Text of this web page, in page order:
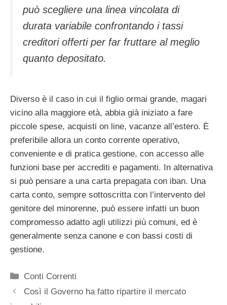
può scegliere una linea vincolata di
durata variabile confrontando i tassi
creditori offerti per far fruttare al meglio
quanto depositato.
Diverso è il caso in cui il figlio ormai grande, magari
vicino alla maggiore età, abbia già iniziato a fare
piccole spese, acquisti on line, vacanze all’estero. È
preferibile allora un conto corrente operativo,
conveniente e di pratica gestione, con accesso alle
funzioni base per accrediti e pagamenti. In alternativa
si può pensare a una carta prepagata con iban. Una
carta conto, sempre sottoscritta con l’intervento del
genitore del minorenne, può essere infatti un buon
compromesso adatto agli utilizzi più comuni, ed è
generalmente senza canone e con bassi costi di
gestione.
Categorie
Conti Correnti
Così il Governo ha fatto ripartire il mercato